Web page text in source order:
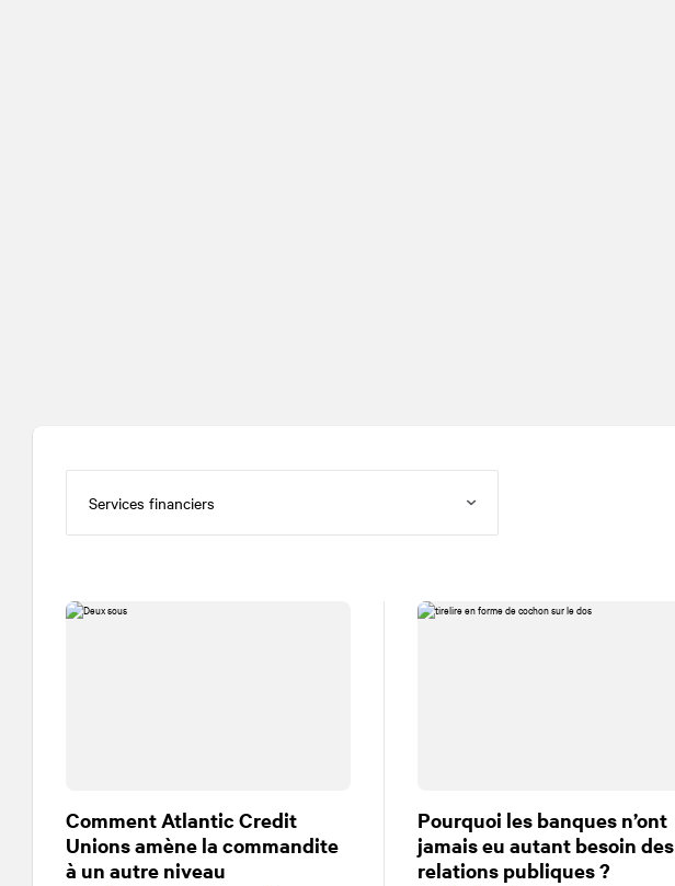
Comment Atlantic Credit
Unions amène la commandite
à un autre niveau
Pourquoi les banques n’ont
jamais eu autant besoin des
relations publiques ?